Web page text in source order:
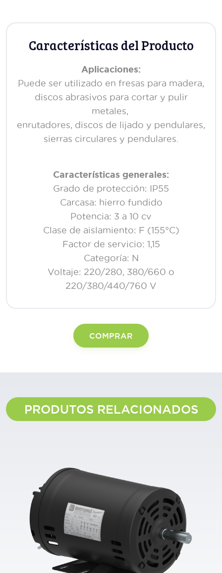
Características del Producto
Aplicaciones:
Puede ser utilizado en fresas para madera,
discos abrasivos para cortar y pulir
metales,
enrutadores, discos de lijado y pendulares,
sierras circulares y pendulares.
Características generales:
Grado de protección: IP55
Carcasa: hierro fundido
Potencia: 3 a 10 cv
Clase de aislamiento: F (155°C)
Factor de servicio: 1,15
Categoría: N
Voltaje: 220/280, 380/660 o
220/380/440/760 V
COMPRAR
PRODUTOS RELACIONADOS